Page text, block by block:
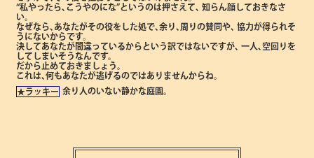
“私やったら､こうやのにな”というのは押さえて､ 知らん顔しておきなさ
い。
なぜなら､あなたがその役をした処で､余り､周りの賛同や､ 協力が得られそ
うにないからです。
決してあなたが間違っているからという訳ではないですが､ 一人､空回りを
してしまいそうなんです。
だから止めておきましょう。
これは､何もあなたが逃げるのではありませんからね。
★ラッキー 余り人のいない静かな庭園。